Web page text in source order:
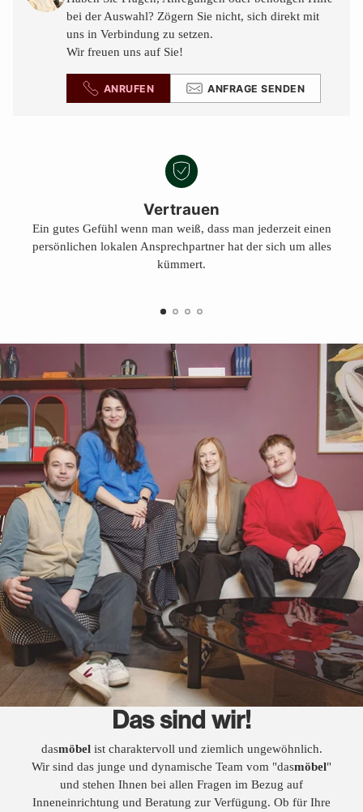
legen
bei der Auswahl? Zögern Sie nicht, sich direkt mit
uns in Verbindung zu setzen.
Wir freuen uns auf Sie!
ANRUFEN ANFRAGE SENDEN
Vertrauen
Ein gutes Gefühl wenn man weiß, dass man jederzeit einen
persönlichen lokalen Ansprechpartner hat der sich um alles
kümmert.
Das sind wir!
dasmöbelist charaktervoll und ziemlich ungewöhnlich.
Wir sind das junge und dynamische Team vom "dasmöbel"
und stehen Ihnen bei allen Fragen im Bezug auf
Inneneinrichtung und Beratung zur Verfügung. Ob für Ihre